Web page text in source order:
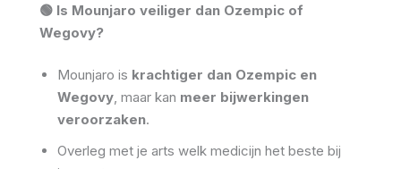
🟢 Is Mounjaro veiliger dan Ozempic of
Wegovy?
Mounjaro is krachtiger dan Ozempic en
Wegovy, maar kan meer bijwerkingen
veroorzaken.
Overleg met je arts welk medicijn het beste bij